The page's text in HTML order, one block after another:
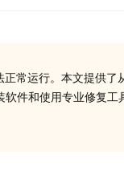
正常运行。本文提供了
软件和使用专业修复工